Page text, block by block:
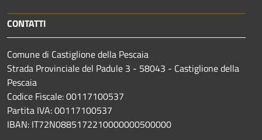
CONTATTI
Comune di Castiglione della Pescaia
Strada Provinciale del Padule 3 - 58043 - Castiglione della
Pescaia
Codice Fiscale: 00117100537
Partita IVA: 00117100537
IBAN: IT72N0885172210000000500000